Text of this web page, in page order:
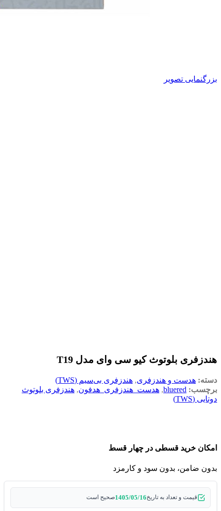
بزرگنمایی تصویر
هندزفری بلوتوث کیو سی وای مدل T19
دسته: هدست و هندزفری, هندزفری بی‌سیم (TWS)
برچسب: bluered
, هدست_هندزفری_هدفون, هندزفری بلوتوث
دوتایی (TWS)
امکان خرید قسطی در چهار قسط
بدون ضامن، بدون سود و کارمزد
قیمت و تعداد به تاریخ1405/05/16صحیح است